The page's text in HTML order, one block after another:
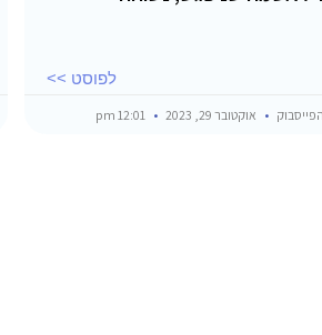
לפוסט >>
אוקטובר 29, 2023